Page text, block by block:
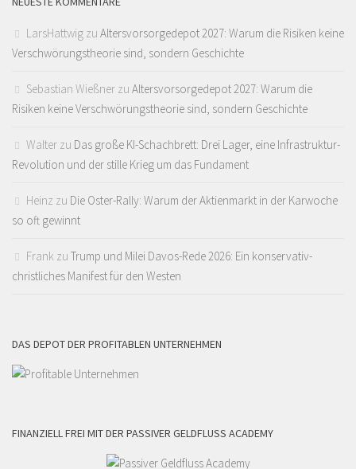
LarsHattwig zu Altersvorsorgedepot 2027: Warum die Risiken keine
Verschwörungstheorie sind, sondern Geschichte
Sebastian Wießner zu Altersvorsorgedepot 2027: Warum die
Risiken keine Verschwörungstheorie sind, sondern Geschichte
Walter zu Das große KI-Schachbrett: Drei Lager, eine Infrastruktur-
Revolution und der stille Krieg um das Fundament
Heinz zu Die Oster-Rally: Warum der Aktienmarkt in der Karwoche
so oft gewinnt
Frank zu Trump und Milei Davos-Rede 2026: Ein konservativ-
christliches Manifest für den Westen
DAS DEPOT DER PROFITABLEN UNTERNEHMEN
FINANZIELL FREI MIT DER PASSIVER GELDFLUSS ACADEMY